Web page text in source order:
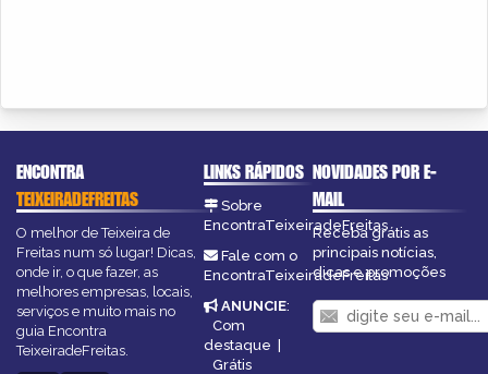
ENCONTRA
TEIXEIRADEFREITAS
O melhor de Teixeira de
Freitas num só lugar! Dicas,
onde ir, o que fazer, as
melhores empresas, locais,
serviços e muito mais no
guia Encontra
TeixeiradeFreitas.
LINKS RÁPIDOS
Sobre
EncontraTeixeiradeFreitas
Fale com o
EncontraTeixeiradeFreitas
ANUNCIE:
Com
destaque |
Grátis
NOVIDADES POR E-
MAIL
Receba grátis as
principais notícias,
dicas e promoções